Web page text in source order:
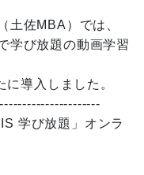
土佐MBA）では、
学び放題の動画学習
に導入しました。
学び放題」オンラ